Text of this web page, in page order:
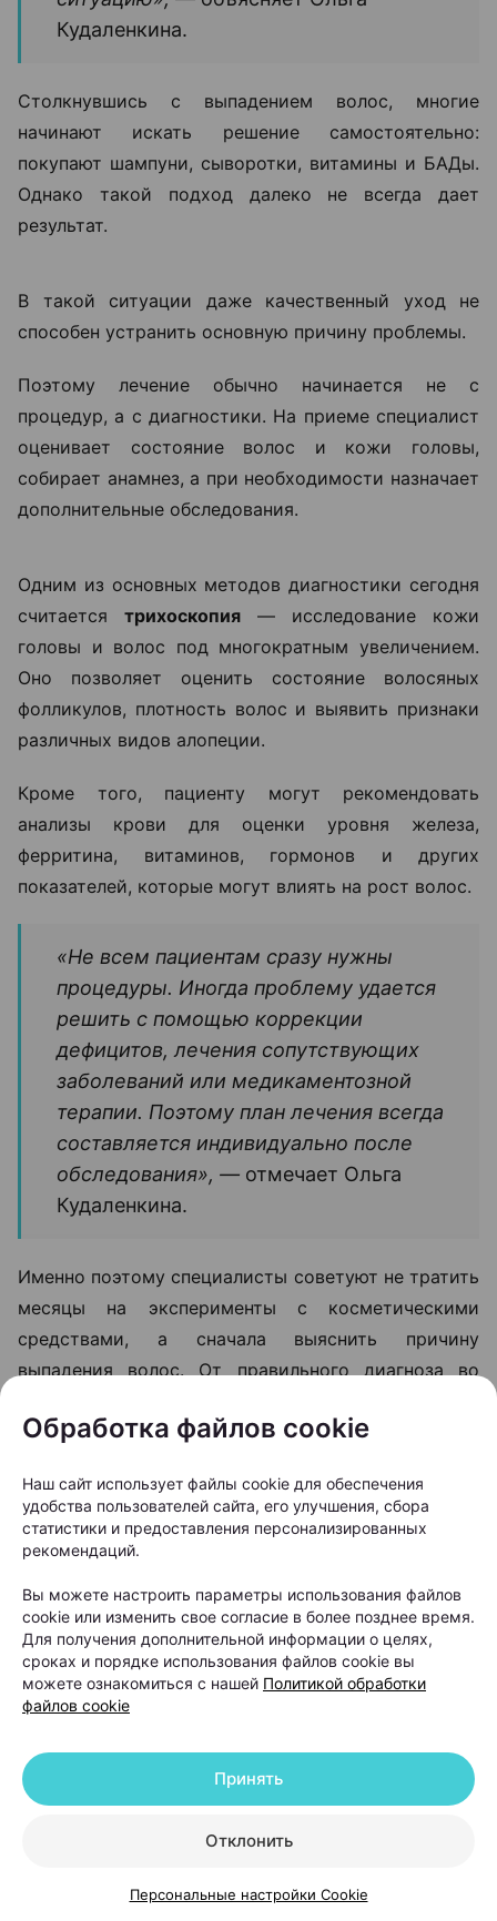
тусклыми и теряют плотность.
выпадение волос, изменение их
структуры или появление участков
облысения, откладывать визит к
ситуацию», —
объясняет Ольга
Кудаленкина.
Столкнувшись с выпадением волос, многие
начинают искать решение самостоятельно:
покупают шампуни, сыворотки, витамины и БАДы.
Однако такой подход далеко не всегда дает
В такой ситуации даже качественный уход не
способен устранить основную причину проблемы.
Поэтому лечение обычно начинается не с
процедур, а с диагностики. На приеме специалист
оценивает состояние волос и кожи головы,
собирает анамнез, а при необходимости назначает
дополнительные обследования.
Одним из основных методов диагностики сегодня
считаетсятрихоскопия
головы и волос под многократным увеличением.
Оно позволяет оценить состояние волосяных
фолликулов, плотность волос и выявить признаки
различных видов алопеции.
анализы крови для оценки уровня железа,
ферритина, витаминов, гормонов и других
«Не всем пациентам сразу нужны
Обработка файлов cookie
Наш сайт использует файлы cookie для обеспечения
удобства пользователей сайта, его улучшения, сбора
статистики и предоставления персонализированных
рекомендаций.
Вы можете настроить параметры использования файлов
cookie или изменить свое согласие в более позднее время.
Для получения дополнительной информации о целях,
сроках и порядке использования файлов cookie вы
можете ознакомиться с нашей Политикой обработки
файлов cookie
Отклонить
Принять
Персональные настройки Cookie